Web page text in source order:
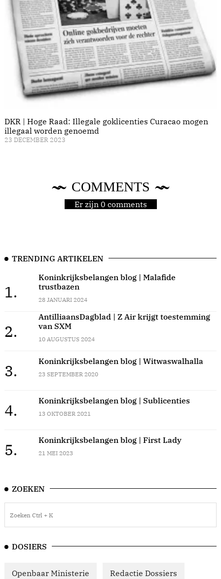
DKR | Hoge Raad: Illegale goklicenties Curacao mogen
illegaal worden genoemd
23 DECEMBER 2023
COMMENTS
Er zijn 0 comments
TRENDING ARTIKELEN
1.
Koninkrijksbelangen blog | Malafide
trustbazen
28 JANUARI 2024
2.
AntilliaansDagblad | Z Air krijgt toestemming
van SXM
10 AUGUSTUS 2024
3.
Koninkrijksbelangen blog | Witwaswalhalla
23 SEPTEMBER 2020
4.
Koninkrijksbelangen blog | Sublicenties
13 OKTOBER 2021
5.
Koninkrijksbelangen blog | First Lady
21 MEI 2023
ZOEKEN
DOSIERS
Openbaar Ministerie Redactie Dossiers